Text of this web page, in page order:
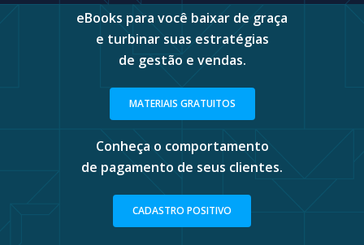
eBooks para você baixar de graça
e turbinar suas estratégias
de gestão e vendas.
MATERIAIS GRATUITOS
Conheça o comportamento
de pagamento de seus clientes.
CADASTRO POSITIVO